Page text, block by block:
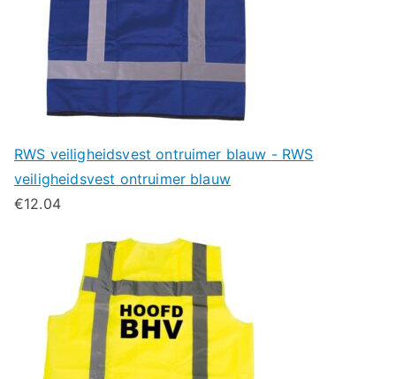
RWS veiligheidsvest ontruimer blauw - RWS
veiligheidsvest ontruimer blauw
€12.04